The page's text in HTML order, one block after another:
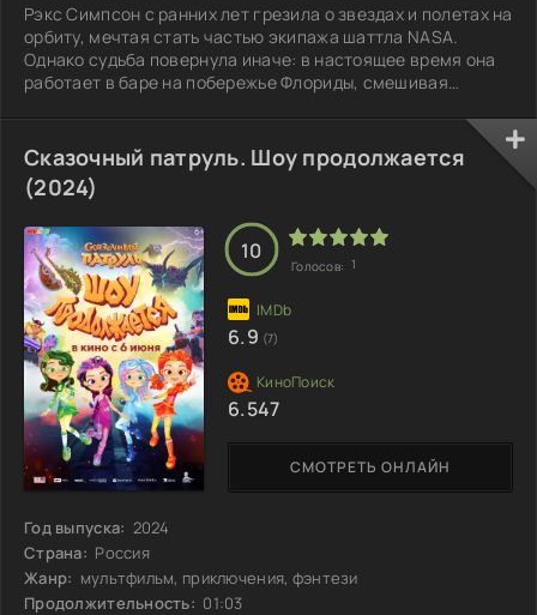
Рэкс Симпсон с ранних лет грезила о звездах и полетах на
орбиту, мечтая стать частью экипажа шаттла NASA.
Однако судьба повернула иначе: в настоящее время она
работает в баре на побережье Флориды, смешивая
мечты еще могут быть воплощены в реальность, Рэкс
решает дать себе второй шанс. Она записывается в
уникальную программу подготовки, разработанную для
отбора и обучения будущих исследователей космоса.
Здесь девушка сталкивается с непростыми
Сказочный патруль. Шоу продолжается
(2024)
Год выпуска: 2024
Страна: Россия
Жанр: мультфильм, приключения, фэнтези
Продолжительность: 01:03
СМОТРЕТЬ ОНЛАЙН
10
Голосов: 1
6.9 (7)
6.547